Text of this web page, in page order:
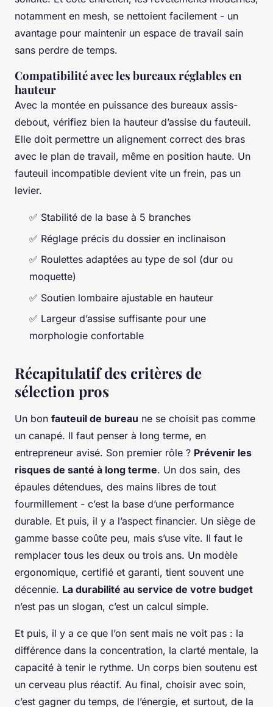
notamment en mesh, se nettoient facilement - un
avantage pour maintenir un espace de travail sain
sans perdre de temps.
Compatibilité avec les bureaux réglables en
hauteur
Avec la montée en puissance des bureaux assis-
debout, vérifiez bien la hauteur d’assise du fauteuil.
Elle doit permettre un alignement correct des bras
avec le plan de travail, même en position haute. Un
fauteuil incompatible devient vite un frein, pas un
levier.
✅ Stabilité de la base à 5 branches
✅ Réglage précis du dossier en inclinaison
✅ Roulettes adaptées au type de sol (dur ou
moquette)
✅ Soutien lombaire ajustable en hauteur
✅ Largeur d’assise suffisante pour une
morphologie confortable
Récapitulatif des critères de
sélection pros
Un bon fauteuil de bureau ne se choisit pas comme
un canapé. Il faut penser à long terme, en
entrepreneur avisé. Son premier rôle ? Prévenir les
risques de santé à long terme. Un dos sain, des
épaules détendues, des mains libres de tout
fourmillement - c’est la base d’une performance
durable. Et puis, il y a l’aspect financier. Un siège de
gamme basse coûte peu, mais s’use vite. Il faut le
remplacer tous les deux ou trois ans. Un modèle
ergonomique, certifié et garanti, tient souvent une
décennie. La durabilité au service de votre budget
n’est pas un slogan, c’est un calcul simple.
Et puis, il y a ce que l’on sent mais ne voit pas : la
différence dans la concentration, la clarté mentale, la
capacité à tenir le rythme. Un corps bien soutenu est
un cerveau plus réactif. Au final, choisir avec soin,
c’est gagner du temps, de l’énergie, et surtout, de la